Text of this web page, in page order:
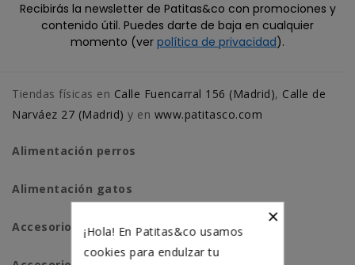
Recibirás la newsletter de Patitas&co con promociones y
contenido útil. Puedes darte de baja en cualquier
momento (ver política de privacidad).
Tiendas físicas en Calle Fuencarral 156 (Madrid), Calle de
Narváez 27 (Madrid) y en www.patitasco.com
Alimentación perros
Alimentación gatos
Accesorios perros ×
¡Hola! En Patitas&co usamos
cookies para endulzar tu